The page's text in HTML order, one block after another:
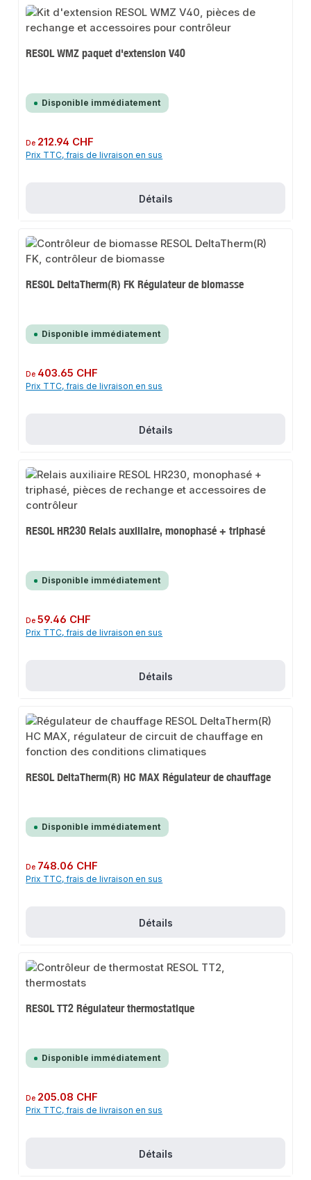
RESOL WMZ paquet d'extension V40
Disponible immédiatement
Prix régulier :
De 212.94 CHF
Prix TTC, frais de livraison en sus
Détails
RESOL DeltaTherm(R) FK Régulateur de biomasse
Disponible immédiatement
Prix régulier :
De 403.65 CHF
Prix TTC, frais de livraison en sus
Détails
RESOL HR230 Relais auxiliaire, monophasé + triphasé
Disponible immédiatement
Prix régulier :
De59.46 CHF
Prix TTC, frais de livraison en sus
Détails
RESOL DeltaTherm(R) HC MAX Régulateur de chauffage
Disponible immédiatement
Prix régulier :
De 748.06 CHF
Prix TTC, frais de livraison en sus
Détails
RESOL TT2 Régulateur thermostatique
Disponible immédiatement
Prix régulier :
De 205.08 CHF
Prix TTC, frais de livraison en sus
Détails